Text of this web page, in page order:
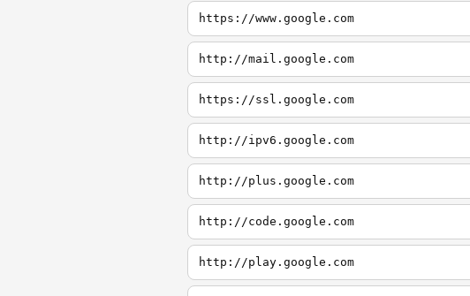
https://www.google.com
http://mail.google.com
https://ssl.google.com
http://ipv6.google.com
http://plus.google.com
http://code.google.com
http://play.google.com